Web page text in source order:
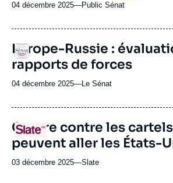
04 décembre 2025—Nom
journal,
ou
émission
Public Sénat
Logo
Europe-Russie :
rapports de forces
04 décembre 2025—Nom
journal,
ou
émission
Le Sénat
Logo
URL
de
Spotify
Guerre contre les
peuvent aller les États-
03 décembre 2025—Nom
Slate